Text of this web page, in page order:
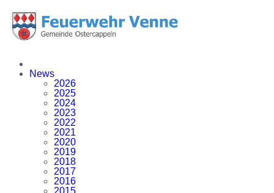
News
2026
2025
2024
2023
2022
2021
2020
2019
2018
2017
2016
2015